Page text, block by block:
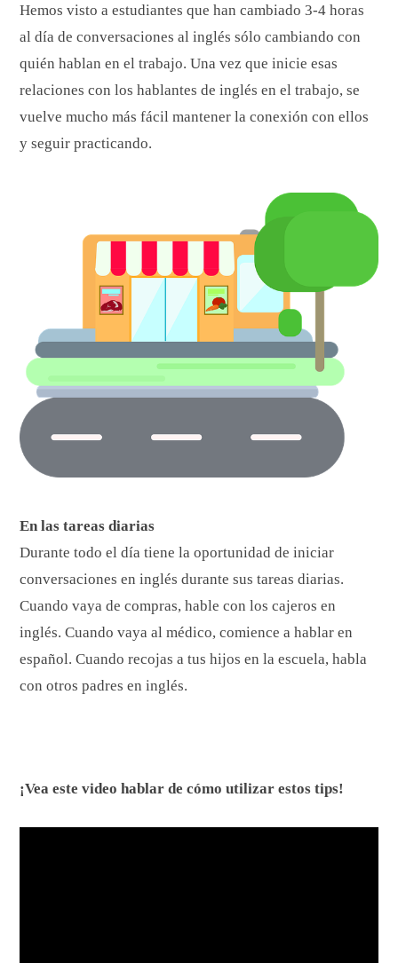
Hemos visto a estudiantes que han cambiado 3-4 horas
al día de conversaciones al inglés sólo cambiando con
quién hablan en el trabajo. Una vez que inicie esas
relaciones con los hablantes de inglés en el trabajo, se
vuelve mucho más fácil mantener la conexión con ellos
y seguir practicando.
En las tareas diarias
Durante todo el día tiene la oportunidad de iniciar
conversaciones en inglés durante sus tareas diarias.
Cuando vaya de compras, hable con los cajeros en
inglés. Cuando vaya al médico, comience a hablar en
español. Cuando recojas a tus hijos en la escuela, habla
con otros padres en inglés.
¡Vea este video hablar de cómo utilizar estos tips!